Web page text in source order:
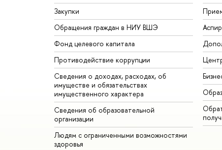
Закупки
Обращения граждан в НИУ ВШЭ
Фонд целевого капитала
Противодействие коррупции
Сведения о доходах, расходах, об
имуществе и обязательствах
имущественного характера
Сведения об образовательной
организации
Людям с ограниченными возможностями
здоровья